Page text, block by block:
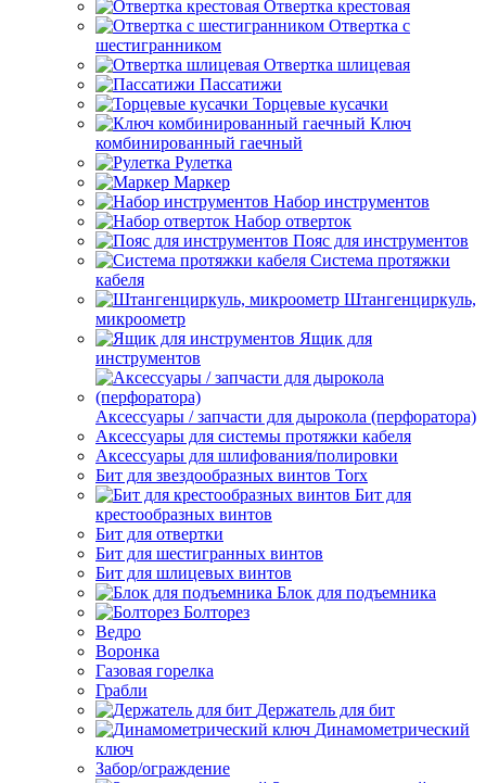
Отвертка крестовая
Отвертка с
шестигранником
Отвертка шлицевая
Пассатижи
Торцевые кусачки
Ключ
комбинированный гаечный
Рулетка
Маркер
Набор инструментов
Набор отверток
Пояс для инструментов
Система протяжки
кабеля
Штангенциркуль,
микроометр
Ящик для
инструментов
Аксессуары / запчасти для дырокола (перфоратора)
Аксессуары для системы протяжки кабеля
Аксессуары для шлифования/полировки
Бит для звездообразных винтов Torx
Бит для
крестообразных винтов
Бит для отвертки
Бит для шестигранных винтов
Бит для шлицевых винтов
Блок для подъемника
Болторез
Ведро
Воронка
Газовая горелка
Грабли
Держатель для бит
Динамометрический
ключ
Забор/ограждение